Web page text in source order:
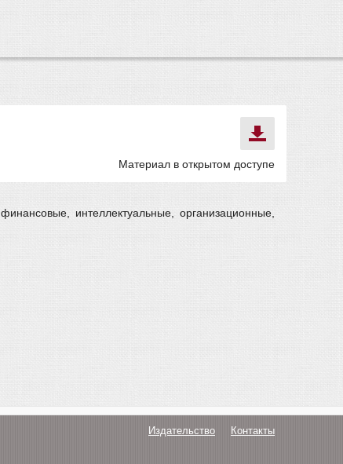
Материал в открытом доступе
интеллектуальные, организационные,
Издательство Контакты